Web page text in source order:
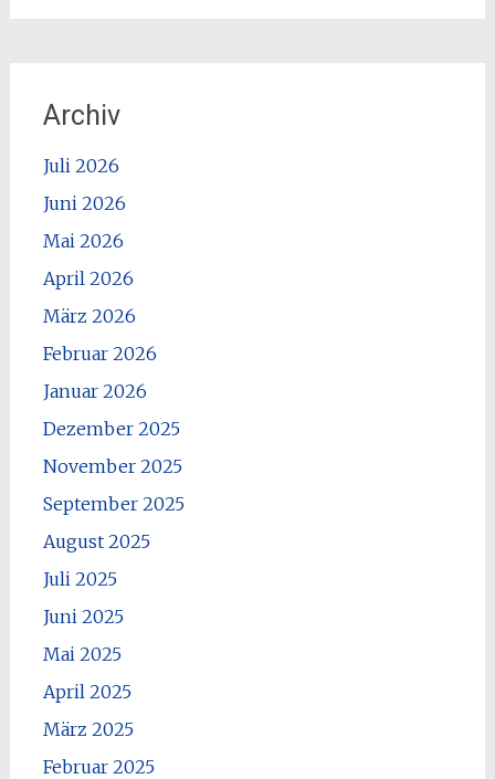
Archiv
Juli 2026
Juni 2026
Mai 2026
April 2026
März 2026
Februar 2026
Januar 2026
Dezember 2025
November 2025
September 2025
August 2025
Juli 2025
Juni 2025
Mai 2025
April 2025
März 2025
Februar 2025